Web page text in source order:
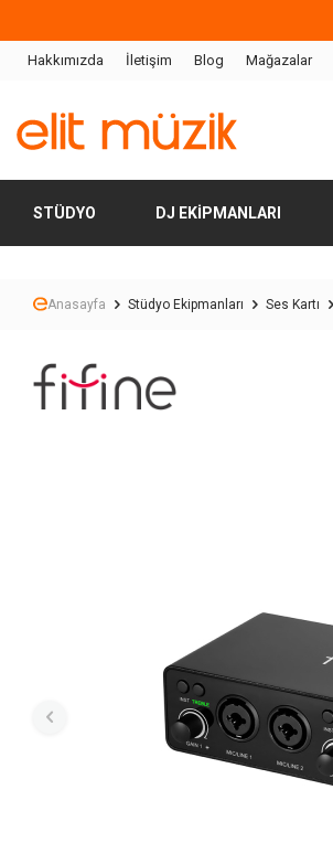
Hakkımızda İletişim Blog Mağazalar
STÜDYO DJ EKIPMANLARI
Anasayfa Stüdyo Ekipmanları Ses Kartı